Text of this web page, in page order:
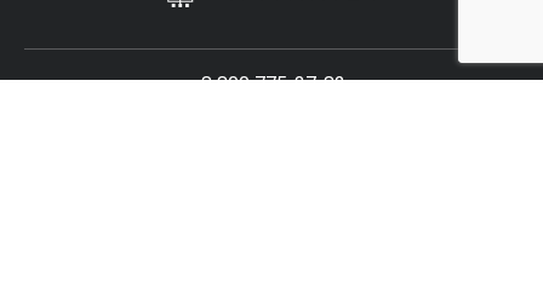
8 800 775-37-82